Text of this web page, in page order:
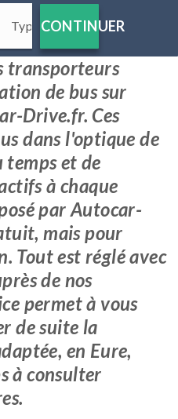
CONTINUER
transporteurs
de bus sur
Drive.fr. Ces
dans l'optique de
temps et de
à chaque
par Autocar-
mais pour
Tout est réglé avec
de nos
permet à vous
de suite la
en Eure,
à consulter